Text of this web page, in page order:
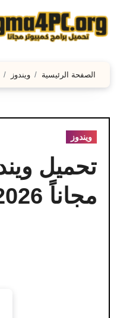
الصفحة الرئيسية ويندوز
ويندوز
مجاناً 2026